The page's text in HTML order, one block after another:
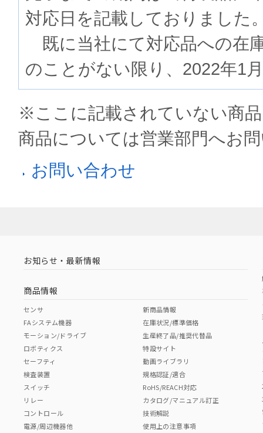
対応日を記載しておりました
既に当社にて対応品への在
のことがない限り、2022年1
※ここに記載されていない商
商品については営業部門へお
お問い合わせ
お知らせ・最新情報
商品情報
センサ
FAシステム機器
モーション/ドライブ
ロボティクス
セーフティ
検査装置
スイッチ
リレー
コントロール
電源/周辺機器他
新商品情報
在庫状況/標準価格
生産終了品/推奨代替品
特設サイト
動画ライブラリ
規格認証/適合
RoHS/REACH対応
カタログ/マニュアル訂正
技術解説
使用上の注意事項